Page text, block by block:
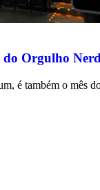
Orgulho
é também o mês